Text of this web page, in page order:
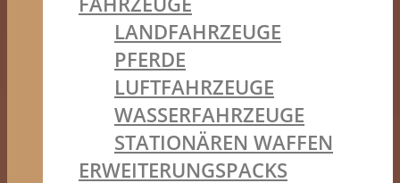
LANDFAHRZEUGE
PFERDE
LUFTFAHRZEUGE
WASSERFAHRZEUGE
STATIONÄREN WAFFEN
ERWEITERUNGSPACKS